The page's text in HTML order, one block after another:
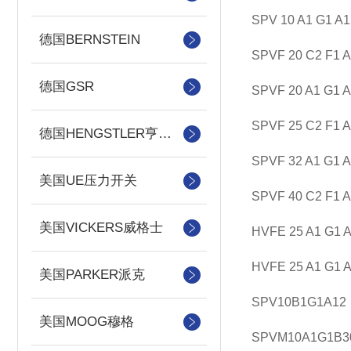
德国BERNSTEIN
德国GSR
德国HENGSTLER亨士乐
美国UE压力开关
美国VICKERS威格士
美国PARKER派克
美国MOOG穆格
SPV 10 A1 G1
SPVF 20 C2 F1
SPVF 20 A1 G1
SPVF 25 C2 F1
SPVF 32 A1 G1
SPVF 40 C2 F1
HVFE 25 A1 G1
HVFE 25 A1 G1
SPV10B1G1A12